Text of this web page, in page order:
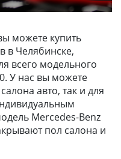
можете купить
в Челябинске,
всего модельного
У нас вы можете
авто, так и для
Mercedes-Benz
пол салона и